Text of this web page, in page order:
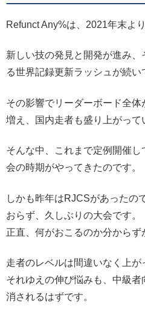
Refunct Any%は、2021年末よ
新しい技の発見と開発が進み、
る世界記録更新ラッシュが続い
その影響でリーダーボード全
増え、国内走者も盛り上がって
そんな中、これまで定例開催
会の時期がやってきたのです。
しかも昨年はRJCSがあったの
おらず、久しぶりの大会です。
正直、何がおこるのか分からず
走者のレベルは間違いなく上が
それゆえの伸び悩みも、中級
消されるはずです。